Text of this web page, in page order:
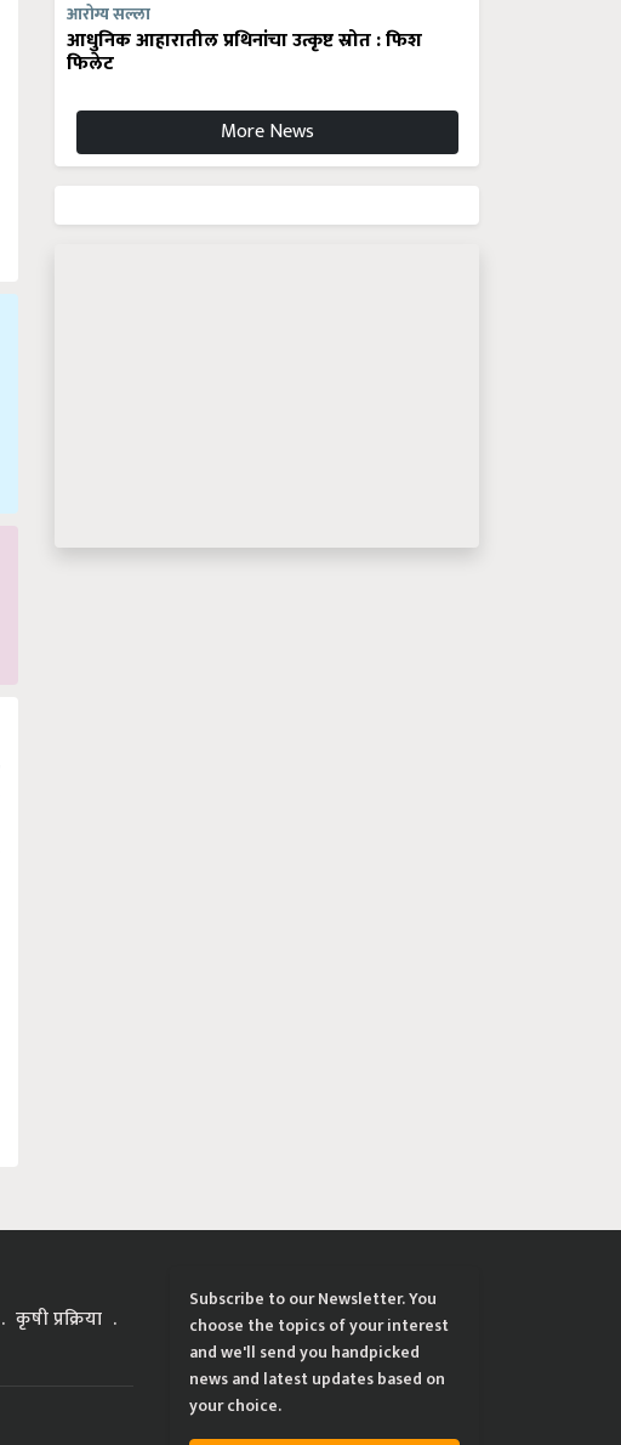
आरोग्य सल्ला
आधुनिक आहारातील प्रथिनांचा उत्कृष्ट स्रोत : फिश
फिलेट
More News
कृषी प्रक्रिया
Subscribe to our Newsletter. You
choose the topics of your interest
and we'll send you handpicked
news and latest updates based on
your choice.